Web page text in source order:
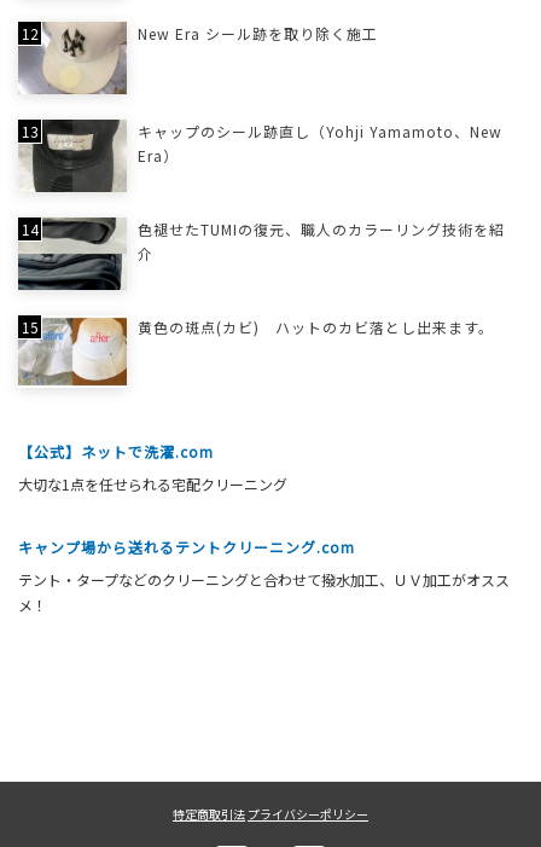
New Era シール跡を取り除く施工
キャップのシール跡直し（Yohji Yamamoto、New
Era）
色褪せたTUMIの復元、職人のカラーリング技術を紹
介
黄色の斑点(カビ) ハットのカビ落とし出来ます。
【公式】ネットで洗濯.com
大切な1点を任せられる宅配クリーニング
キャンプ場から送れるテントクリーニング.com
テント・タープなどのクリーニングと合わせて撥水加工、ＵＶ加工がオスス
メ！
特定商取引法 プライバシーポリシー